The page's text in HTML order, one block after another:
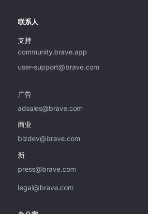
联系人
支持
community.brave.app
user-support@brave.com
广告
adsales@brave.com
如果您有兴趣使用 Brave 购买广告，请仅
用此电子邮件地址。 如需支持，请访问
商业
bizdev@brave.com
新
press@brave.com
legal@brave.com